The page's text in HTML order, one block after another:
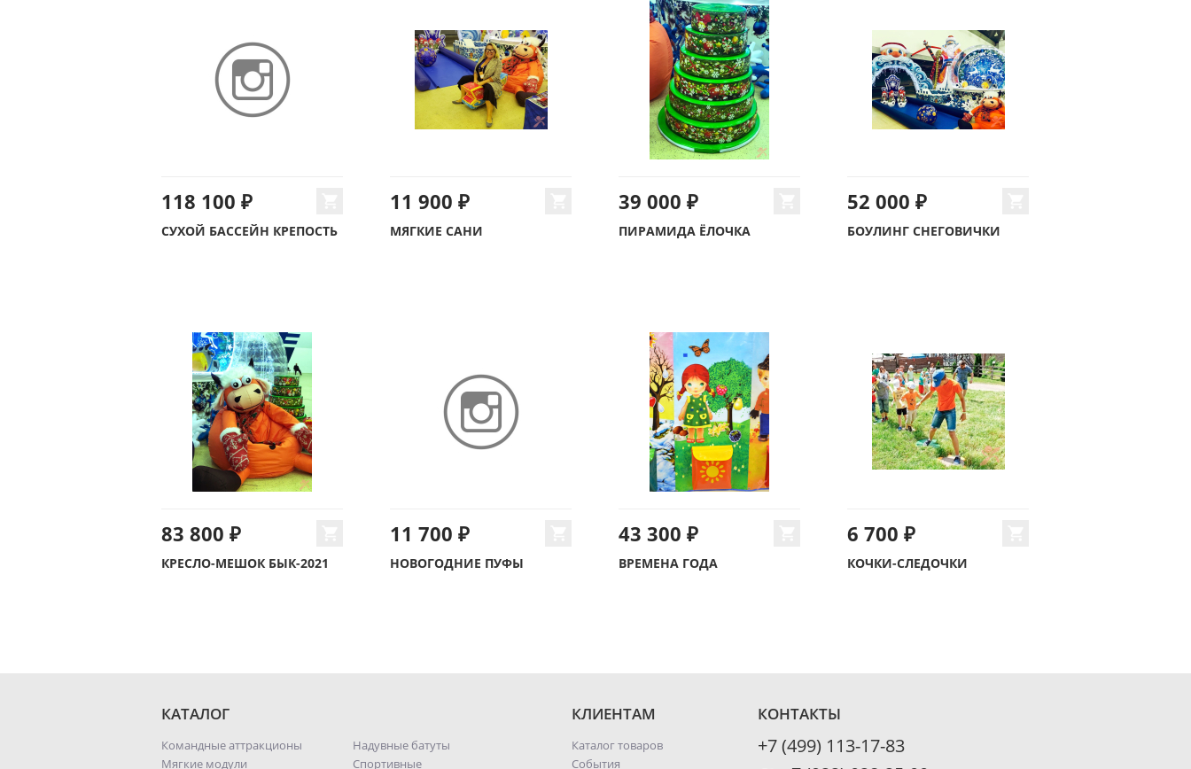
118 100 ₽
СУХОЙ БАССЕЙН КРЕПОСТЬ
11 900 ₽
МЯГКИЕ САНИ
39 000 ₽
ПИРАМИДА ЁЛОЧКА
52 000 ₽
БОУЛИНГ СНЕГОВИЧКИ
83 800 ₽
КРЕСЛО-МЕШОК БЫК-2021
11 700 ₽
НОВОГОДНИЕ ПУФЫ
43 300 ₽
ВРЕМЕНА ГОДА
6 700 ₽
КОЧКИ-СЛЕДОЧКИ
КАТАЛОГ
Командные аттракционы
Надувные батуты
Мягкие модули
Спортивные
КЛИЕНТАМ
Каталог товаров
События
КОНТАКТЫ
+7 (499) 113-17-83